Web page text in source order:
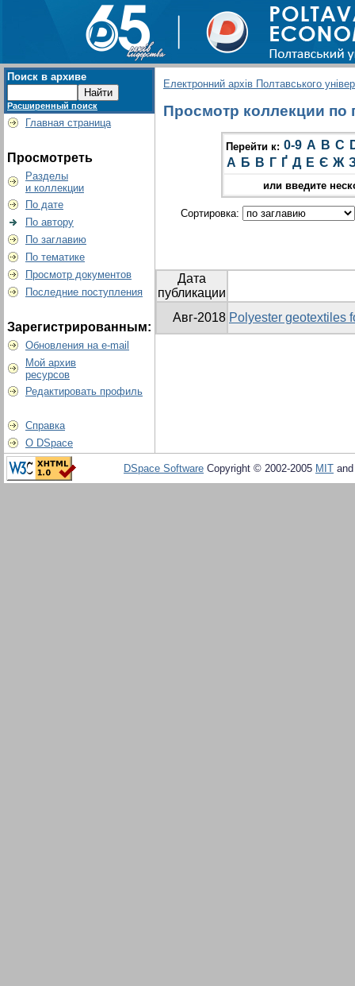
Поиск в архиве
Расширенный поиск
Главная страница
Просмотреть
Разделы
и коллекции
По дате
По автору
По заглавию
По тематике
Просмотр документов
Последние поступления
Зарегистрированным:
Обновления на e-mail
Мой архив
ресурсов
Редактировать профиль
Справка
О DSpace
Електронний архів Полтавського
Просмотр коллекции по
Перейти к: 0-9 A B C
А Б В Г Ґ Д Е Є Ж
или введите
Сортировка:
Дата
публикации
Авг-2018 Polyester geotextiles
DSpace Software Copyright © 2002-2005 MIT